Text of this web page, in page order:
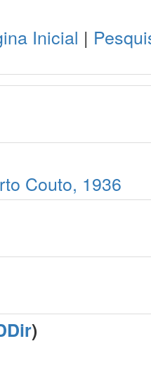
Inicial |
Couto, 1936
)